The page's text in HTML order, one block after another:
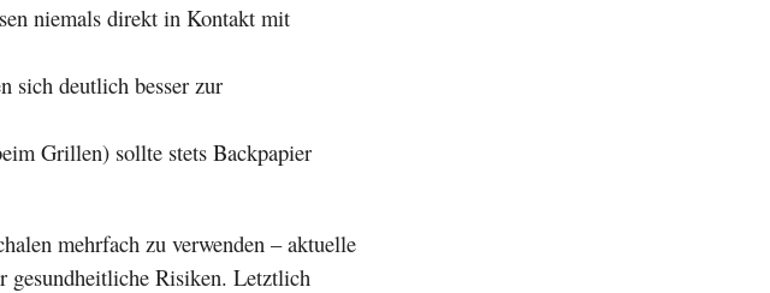
niemals direkt in Kontakt mit
sich deutlich besser zur
Grillen) sollte stets Backpapier
mehrfach zu verwenden – aktuelle
gesundheitliche Risiken. Letztlich